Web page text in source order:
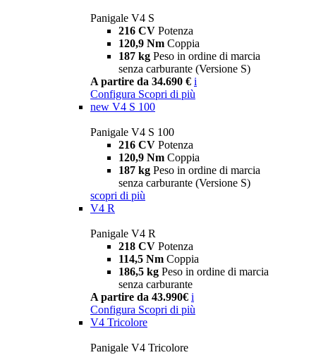
Panigale V4 S
216 CV Potenza
120,9 Nm Coppia
187 kg Peso in ordine di marcia
senza carburante (Versione S)
A partire da 34.690 € i
Configura Scopri di più
new V4 S 100
Panigale V4 S 100
216 CV Potenza
120,9 Nm Coppia
187 kg Peso in ordine di marcia
senza carburante (Versione S)
scopri di più
V4 R
Panigale V4 R
218 CV Potenza
114,5 Nm Coppia
186,5 kg Peso in ordine di marcia
senza carburante
A partire da 43.990€ i
Configura Scopri di più
V4 Tricolore
Panigale V4 Tricolore